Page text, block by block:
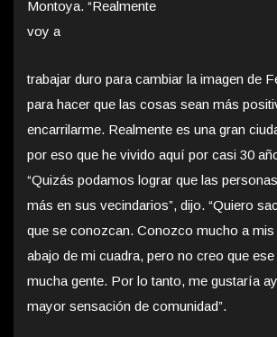
Montoya. “Realmente
voy a
trabajar duro para cambiar la imagen de
para hacer que las cosas sean más
encarrilarme. Realmente es una gran
por eso que he vivido aquí por casi 30
“Quizás podamos lograr que las
más en sus vecindarios”, dijo. “Quiero
que se conozcan. Conozco mucho a
abajo de mi cuadra, pero no creo que
mucha gente. Por lo tanto, me gustaría
mayor sensación de comunidad”.